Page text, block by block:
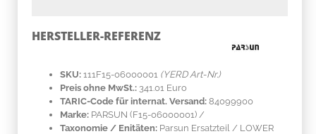
HERSTELLER-REFERENZ
SKU: 111F15-06000001 (YERD Art-Nr.)
Preis ohne MwSt.: 341.01 Euro
TARIC-Code für internat. Versand: 84099900
Marke: PARSUN (F15-06000001) /
Taxonomie / Enitäten: Parsun Ersatzteil / LOWER